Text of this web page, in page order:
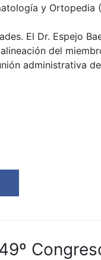
y Ortopedia
El Dr. Espejo
del
administrativa